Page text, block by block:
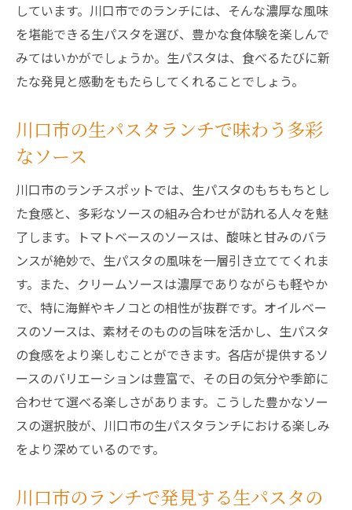
しています。川口市でのランチには、そんな濃厚な風味
を堪能できる生パスタを選び、豊かな食体験を楽しんで
みてはいかがでしょうか。生パスタは、食べるたびに新
たな発見と感動をもたらしてくれることでしょう。
川口市の生パスタランチで味わう多彩
なソース
川口市のランチスポットでは、生パスタのもちもちとし
た食感と、多彩なソースの組み合わせが訪れる人々を魅
了します。トマトベースのソースは、酸味と甘みのバラ
ンスが絶妙で、生パスタの風味を一層引き立ててくれま
す。また、クリームソースは濃厚でありながらも軽やか
で、特に海鮮やキノコとの相性が抜群です。オイルベー
スのソースは、素材そのものの旨味を活かし、生パスタ
の食感をより楽しむことができます。各店が提供するソ
ースのバリエーションは豊富で、その日の気分や季節に
合わせて選べる楽しさがあります。こうした豊かなソー
スの選択肢が、川口市の生パスタランチにおける楽しみ
をより深めているのです。
川口市のランチで発見する生パスタの